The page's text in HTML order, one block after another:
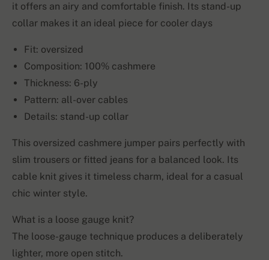
it offers an airy and comfortable finish. Its stand-up
collar makes it an ideal piece for cooler days
Fit: oversized
Composition: 100% cashmere
Thickness: 6-ply
Pattern: all-over cables
Details: stand-up collar
This oversized cashmere jumper pairs perfectly with
slim trousers or fitted jeans for a balanced look. Its
cable knit gives it timeless charm, ideal for a casual
chic winter style.
What is a loose gauge knit?
The loose-gauge technique produces a deliberately
lighter, more open stitch.